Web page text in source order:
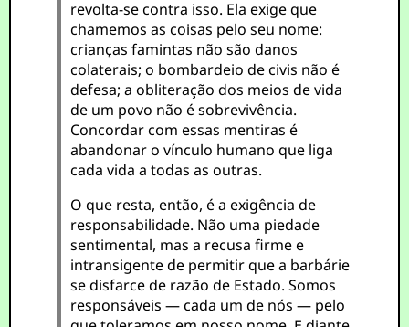
revolta-se contra isso. Ela exige que
chamemos as coisas pelo seu nome:
crianças famintas não são danos
colaterais; o bombardeio de civis não é
defesa; a obliteração dos meios de vida
de um povo não é sobrevivência.
Concordar com essas mentiras é
abandonar o vínculo humano que liga
cada vida a todas as outras.
O que resta, então, é a exigência de
responsabilidade. Não uma piedade
sentimental, mas a recusa firme e
intransigente de permitir que a barbárie
se disfarce de razão de Estado. Somos
responsáveis — cada um de nós — pelo